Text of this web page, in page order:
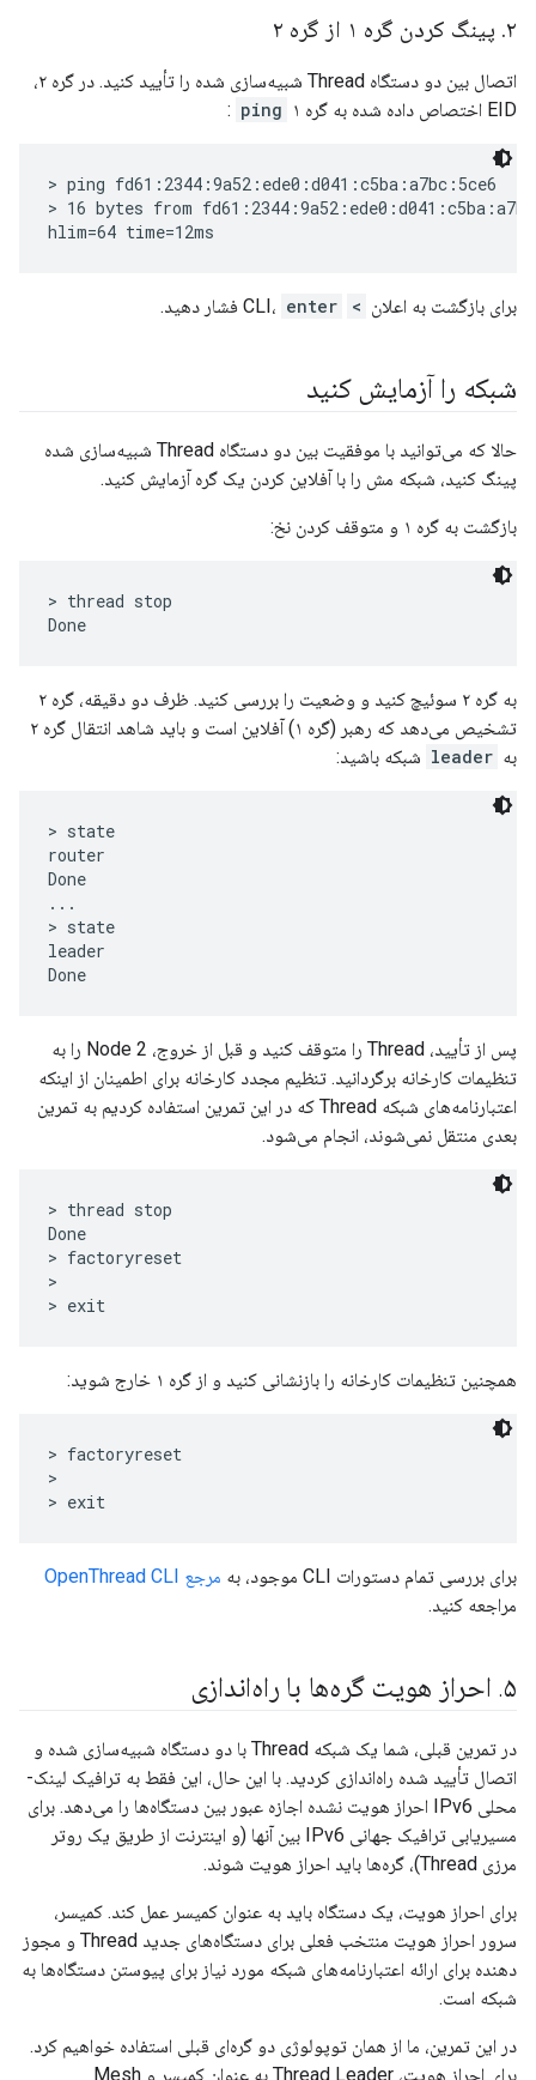
۲. پینگ کردن گره ۱ از گره ۲
اتصال بین دو دستگاه Thread شبیه‌سازی شده را تأیید کنید. در گره ۲،
EID اختصاص داده شده به گره ۱
ping
:
> ping fd61:2344:9a52:ede0:d041:c5ba:a7bc:5ce6
> 16 bytes from
برای بازگشت به اعلان >
enter فشار دهید.
شبکه را آزمایش کنید
حالا که می‌توانید با موفقیت بین دو دستگاه Thread شبیه‌سازی شده
پینگ کنید، شبکه مش را با آفلاین کردن یک گره آزمایش کنید.
بازگشت به گره ۱ و متوقف کردن نخ:
> thread stop
به گره ۲ سوئیچ کنید و وضعیت را بررسی کنید. ظرف دو دقیقه، گره ۲
تشخیص می‌دهد که رهبر (گره ۱) آفلاین است و باید شاهد انتقال گره ۲
به leader شبکه باشید:
> state
router
Done
...
> state
leader
پس از تأیید، Thread را متوقف کنید و قبل از خروج، Node 2 را به
تنظیمات کارخانه برگردانید. تنظیم مجدد کارخانه برای اطمینان از اینکه
اعتبارنامه‌های شبکه Thread که در این تمرین استفاده کردیم به تمرین
بعدی منتقل نمی‌شوند، انجام می‌شود.
> thread stop
Done
> factoryreset
>
همچنین تنظیمات کارخانه را بازنشانی کنید و از گره ۱ خارج شوید:
> factoryreset
>
برای بررسی تمام دستورات CLI موجود، به
مرجع OpenThread CLI
مراجعه کنید.
۵. احراز هویت گره‌ها با راه‌اندازی
در تمرین قبلی، شما یک شبکه Thread با دو دستگاه شبیه‌سازی شده و
اتصال تأیید شده راه‌اندازی کردید. با این حال، این فقط به ترافیک لینک-
محلی IPv6 احراز هویت نشده اجازه عبور بین دستگاه‌ها را می‌دهد. برای
مسیریابی ترافیک جهانی IPv6 بین آنها (و اینترنت از طریق یک روتر
مرزی Thread)، گره‌ها باید احراز هویت شوند.
برای احراز هویت، یک دستگاه باید به عنوان کمیسر عمل کند. کمیسر،
سرور احراز هویت منتخب فعلی برای دستگاه‌های جدید Thread و مجوز
دهنده برای ارائه اعتبارنامه‌های شبکه مورد نیاز برای پیوستن دستگاه‌ها به
شبکه است.
در این تمرین، ما از همان توپولوژی دو گره‌ای قبلی استفاده خواهیم کرد.
برای احراز هویت، Thread Leader به عنوان کمیسر و Mesh